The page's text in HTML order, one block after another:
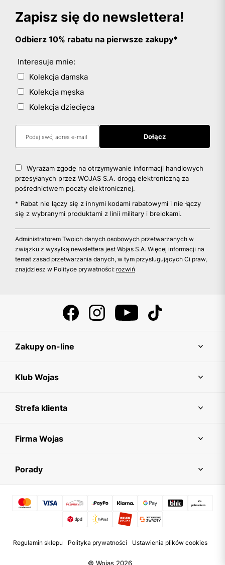
Zapisz się do newslettera!
Odbierz 10% rabatu na pierwsze zakupy*
Interesuje mnie:
Kolekcja damska
Kolekcja męska
Kolekcja dziecięca
Wyrażam zgodę na otrzymywanie informacji handlowych
przesyłanych przez WOJAS S.A. drogą elektroniczną za
pośrednictwem poczty elektronicznej.
* Rabat nie łączy się z innymi kodami rabatowymi i nie łączy
się z wybranymi produktami z linii military i brelokami.
Administratorem Twoich danych osobowych przetwarzanych w
związku z wysyłką newslettera jest Wojas S.A. Więcej informacji na
temat zasad przetwarzania danych, w tym przysługujących Ci praw,
znajdziesz w Polityce prywatności: rozwiń
Zakupy on-line
Klub Wojas
Strefa klienta
Firma Wojas
Porady
© Wojas 2026
Regulamin sklepu Polityka prywatności Ustawienia plików cookies